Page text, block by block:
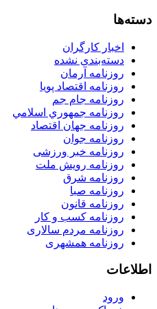
دسته‌ها
اخبار کارگران
دسته‌بندی نشده
روزنامه آرمان
روزنامه اقتصاد پویا
روزنامه جام جم
روزنامه جمهوري اسلامي
روزنامه جهان اقتصاد
روزنامه جوان
روزنامه خبر ورزشى
روزنامه رویش ملت
روزنامه شرق
روزنامه صبا
روزنامه قانون
روزنامه كسب و كار
روزنامه مردم سالاری
روزنامه همشهری
اطلاعات
ورود